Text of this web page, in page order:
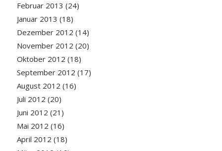
Februar 2013 (24)
Januar 2013 (18)
Dezember 2012 (14)
November 2012 (20)
Oktober 2012 (18)
September 2012 (17)
August 2012 (16)
Juli 2012 (20)
Juni 2012 (21)
Mai 2012 (16)
April 2012 (18)